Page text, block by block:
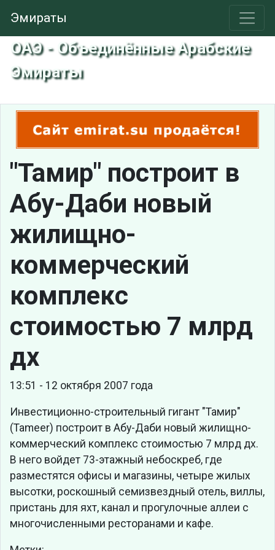
Эмираты
ОАЭ - Объединённые Арабские
Эмираты
"Тамир" построит в
Абу-Даби новый
жилищно-
коммерческий
комплекс
стоимостью 7 млрд
дх
13:51 - 12 октября 2007 года
Инвестиционно-строительный гигант "Тамир"
(Tameer) построит в Абу-Даби новый жилищно-
коммерческий комплекс стоимостью 7 млрд дх.
В него войдет 73-этажный небоскреб, где
разместятся офисы и магазины, четыре жилых
высотки, роскошный семизвездный отель, виллы,
пристань для яхт, канал и прогулочные аллеи с
многочисленными ресторанами и кафе.